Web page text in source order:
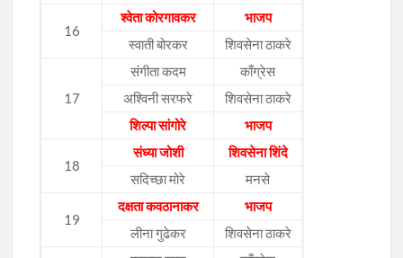
16
श्वेता कोरगावकर
भाजप
स्वाती बोरकर
शिवसेना ठाकरे
17
संगीता कदम
काँग्रेस
अश्विनी सरफरे
शिवसेना ठाकरे
शिल्पा सांगोरे
भाजप
18
संध्या जोशी
शिवसेना शिंदे
सदिच्छा मोरे
मनसे
19
दक्षता कवठानाकर
भाजप
लीना गुढेकर
शिवसेना ठाकरे